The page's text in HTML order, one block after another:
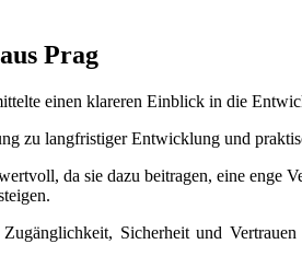
Prag
einen klareren Einblick in die
zu langfristiger Entwicklung und
da sie dazu beitragen, eine
Sicherheit und